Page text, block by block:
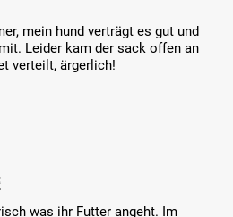
mein hund verträgt es gut und
Leider kam der sack offen an
verteilt, ärgerlich!
de 5 estrellas
was ihr Futter angeht. Im